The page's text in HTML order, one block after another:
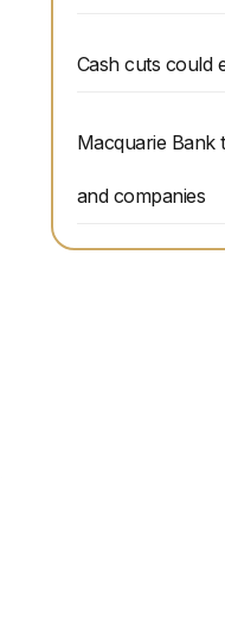
Cash cuts could
Macquarie Bank
and companies